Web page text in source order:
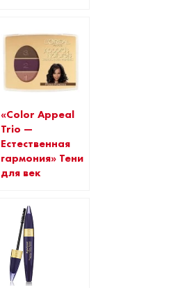
«Color Appeal
Trio —
Естественная
гармония» Тени
для век